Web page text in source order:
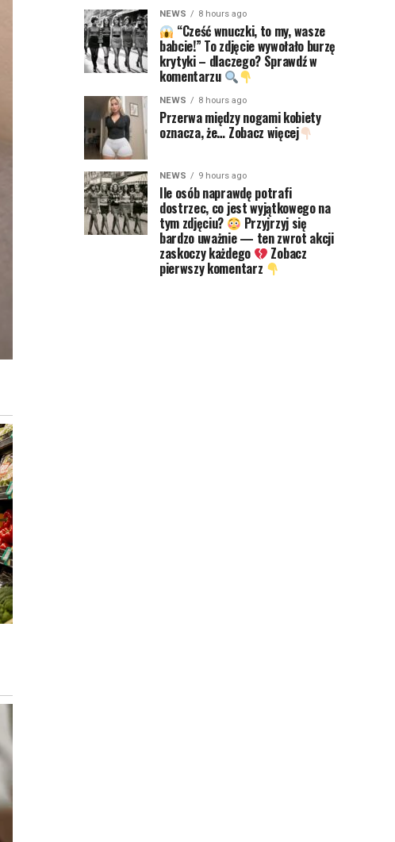
NEWS 8 hours ago
“Cześć wnuczki, to my, wasze
babcie!” To zdjęcie wywołało burzę
krytyki – dlaczego? Sprawdź w
komentarzu
NEWS 8 hours ago
Przerwa między nogami kobiety
oznacza, że… Zobacz więcej
NEWS 9 hours ago
Ile osób naprawdę potrafi
dostrzec, co jest wyjątkowego na
tym zdjęciu? Przyjrzyj się
bardzo uważnie — ten zwrot akcji
zaskoczy każdego Zobacz
pierwszy komentarz